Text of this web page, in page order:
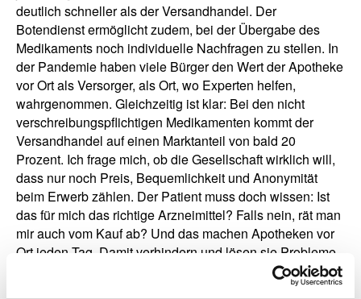
deutlich schneller als der Versandhandel. Der
Botendienst ermöglicht zudem, bei der Übergabe des
Medikaments noch individuelle Nachfragen zu stellen. In
der Pandemie haben viele Bürger den Wert der Apotheke
vor Ort als Versorger, als Ort, wo Experten helfen,
wahrgenommen. Gleichzeitig ist klar: Bei den nicht
verschreibungspflichtigen Medikamenten kommt der
Versandhandel auf einen Marktanteil von bald 20
Prozent. Ich frage mich, ob die Gesellschaft wirklich will,
dass nur noch Preis, Bequemlichkeit und Anonymität
beim Erwerb zählen. Der Patient muss doch wissen: Ist
das für mich das richtige Arzneimittel? Falls nein, rät man
mir auch vom Kauf ab? Und das machen Apotheken vor
Ort jeden Tag. Damit verhindern und lösen sie Probleme.
Wenn Medikamente aufgrund von Werbedruck bezogen
werden, ist das für mich fahrlässig. Ich werde viel Arbeit